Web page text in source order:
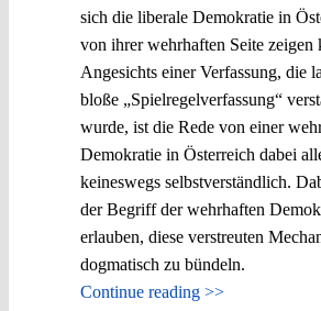
sich die liberale Demokratie in
von ihrer wehrhaften Seite zeigen
Angesichts einer Verfassung, die
bloße „Spielregelverfassung“
wurde, ist die Rede von einer
Demokratie in Österreich dabei
keineswegs selbstverständlich.
der Begriff der wehrhaften
erlauben, diese verstreuten
dogmatisch zu bündeln.
Continue reading >>